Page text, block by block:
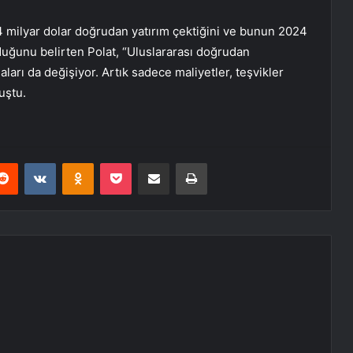
milyar dolar doğrudan yatırım çektiğini ve bunun 2024
belirten Polat, “Uluslararası doğrudan
da değişiyor. Artık sadece maliyetler, teşvikler
Reddit VKontakteOdnoklassniki
Pocket E-Posta ile paylaş Yazdır